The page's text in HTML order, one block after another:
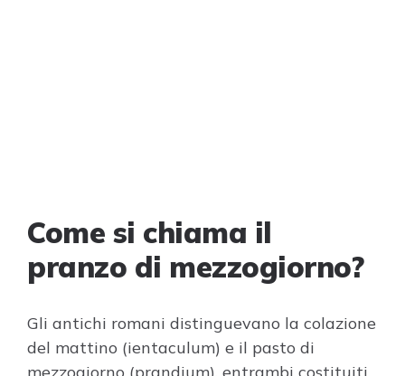
Come si chiama il
pranzo di mezzogiorno?
Gli antichi romani distinguevano la colazione
del mattino (ientaculum) e il pasto di